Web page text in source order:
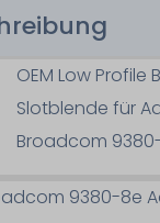
OEM Low Profile
Slotblende für
Broadcom
9380-8e